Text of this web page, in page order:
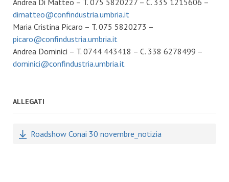
dimatteo@confindustria.umbria.it
Maria Cristina Picaro – T. 075 5820273 –
picaro@confindustria.umbria.it
Andrea Dominici – T. 0744 443418 – C. 338 6278499 –
dominici@confindustria.umbria.it
ALLEGATI
Roadshow Conai 30 novembre_notizia